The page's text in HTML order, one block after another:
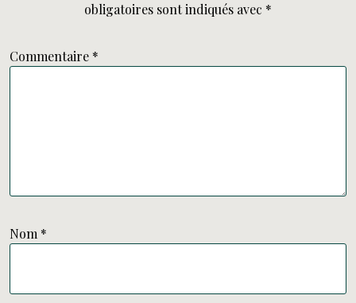
obligatoires sont indiqués avec *
Commentaire *
Nom *